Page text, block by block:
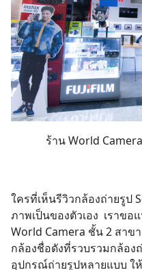
ร้าน World
ใครที่เห็นรีวิวกล้องถ่ายรูป
ภาพเป็นของตัวเอง เราข
World Camera ชั้น 2 สาข
กล้องชื่อดังที่รวบรวมกล้อง
อุปกรณ์ถ่ายรูปหลายแบบ ใ